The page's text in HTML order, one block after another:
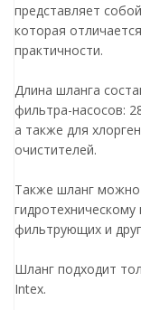
представляет
которая
практичности.
Длина шланга
фильтра-насосов:
а также для
очистителей.
Также шланг можно
фильтрующих и
Шланг подходит
Intex.